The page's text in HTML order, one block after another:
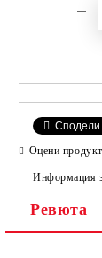
Сподели
Оцени
Информация
Ревюта